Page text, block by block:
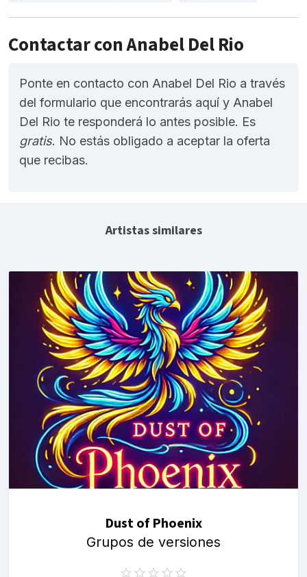
Contactar con Anabel Del Rio
Ponte en contacto con Anabel Del Rio a través
del formulario que encontrarás aquí y Anabel
Del Rio te responderá lo antes posible. Es
gratis. No estás obligado a aceptar la oferta
que recibas.
Artistas similares
Dust of Phoenix
Grupos de versiones